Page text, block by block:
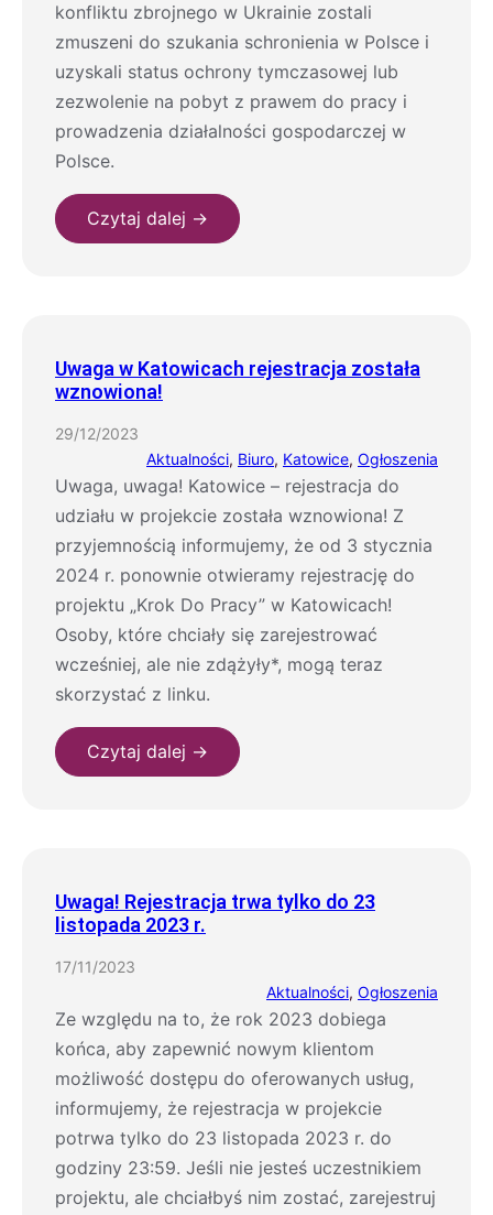
konfliktu zbrojnego w Ukrainie zostali
zmuszeni do szukania schronienia w Polsce i
uzyskali status ochrony tymczasowej lub
zezwolenie na pobyt z prawem do pracy i
prowadzenia działalności gospodarczej w
Polsce.
Czytaj dalej →
Uwaga w Katowicach rejestracja została
wznowiona!
29/12/2023
Aktualności, Biuro, Katowice, Ogłoszenia
Uwaga, uwaga! Katowice – rejestracja do
udziału w projekcie została wznowiona! Z
przyjemnością informujemy, że od 3 stycznia
2024 r. ponownie otwieramy rejestrację do
projektu „Krok Do Pracy” w Katowicach!
Osoby, które chciały się zarejestrować
wcześniej, ale nie zdążyły*, mogą teraz
skorzystać z linku.
Czytaj dalej →
Uwaga! Rejestracja trwa tylko do 23
listopada 2023 r.
17/11/2023
Aktualności, Ogłoszenia
Ze względu na to, że rok 2023 dobiega
końca, aby zapewnić nowym klientom
możliwość dostępu do oferowanych usług,
informujemy, że rejestracja w projekcie
potrwa tylko do 23 listopada 2023 r. do
godziny 23:59. Jeśli nie jesteś uczestnikiem
projektu, ale chciałbyś nim zostać, zarejestruj